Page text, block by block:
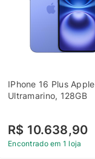
IPhone 16 Plus Apple
Ultramarino, 128GB
R$ 10.638,90
Encontrado em 1 loja